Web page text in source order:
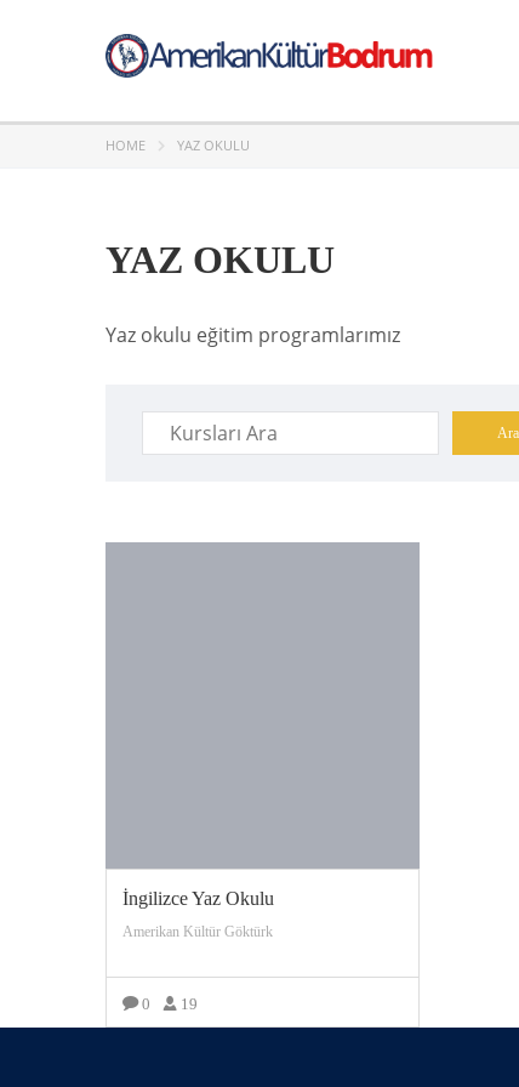
HOME YAZ OKULU
YAZ OKULU
Yaz okulu eğitim programlarımız
İngilizce Yaz Okulu
Amerikan Kültür Göktürk
0 19